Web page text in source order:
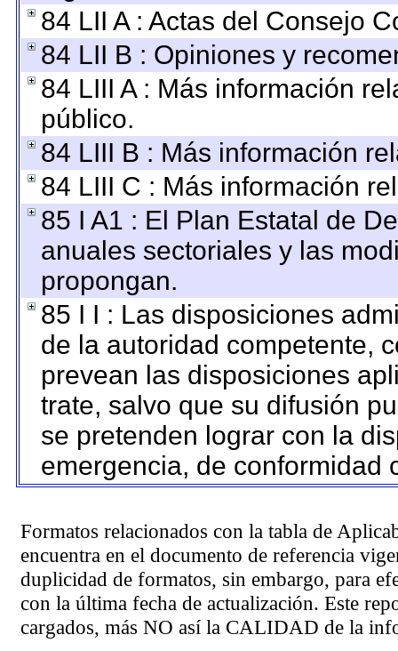
84 LII A : Actas del Consejo
84 LII B : Opiniones y
84 LIII A : Más información
público.
84 LIII B : Más información
84 LIII C : Más información
85 I A1 : El Plan Estatal de
anuales sectoriales y las
propongan.
85 I I : Las disposiciones
de la autoridad competente,
prevean las disposiciones
trate, salvo que su difusión
se pretenden lograr con la
emergencia, de conformidad
Formatos relacionados con la tabla de
encuentra en el documento de referencia
duplicidad de formatos, sin embargo, para
con la última fecha de actualización. Este
cargados, más NO así la CALIDAD de la